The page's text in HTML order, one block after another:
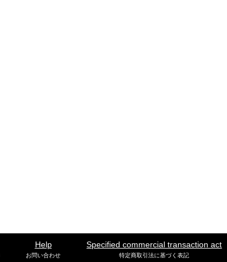
Help
お問い合わせ
Specified commercial transaction act
特定商取引法に基づく表記